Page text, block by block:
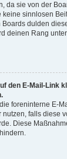
da sie von der
sinnlosen
dulden
deinen Rang
den E-Mail-Link
foreninterne E-
falls diese
Diese